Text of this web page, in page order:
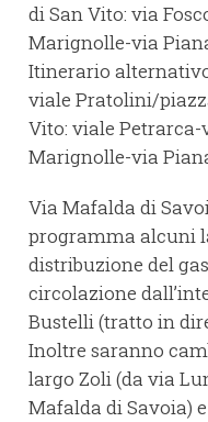
di San Vito: via
Marignolle-via
Itinerario
viale Pratolini/
Vito: viale
Marignolle-via
Via Mafalda di
programma alcuni
distribuzione del
circolazione
Bustelli (tratto in
Inoltre saranno
largo Zoli (da via
Mafalda di Savoia)